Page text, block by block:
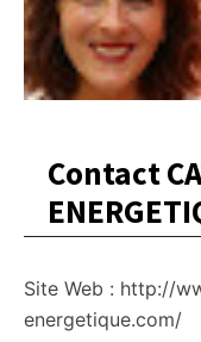
Contact
Site Web : http://
energetique.com/